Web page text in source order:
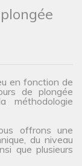
en fonction de
de plongée
méthodologie
offrons une
du niveau
que plusieurs